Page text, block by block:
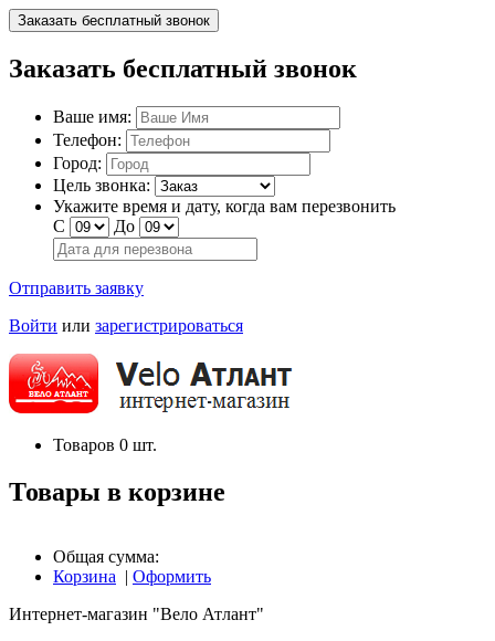
Заказать бесплатный звонок
Заказать бесплатный звонок
Ваше имя:
Телефон:
Город:
Цель звонка:
Укажите время и дату, когда вам перезвонить
С
До
Отправить заявку
Войти или зарегистрироваться
Товаров 0 шт.
Товары в корзине
Общая сумма:
Корзина | Оформить
Интернет-магазин "Вело Атлант"